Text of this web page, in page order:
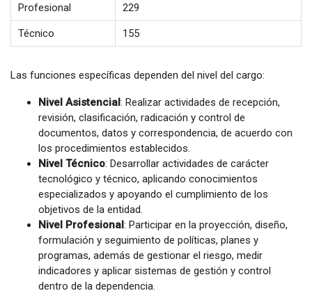
Profesional 229
Técnico 155
Las funciones específicas dependen del nivel del cargo:
Nivel Asistencial: Realizar actividades de recepción,
revisión, clasificación, radicación y control de
documentos, datos y correspondencia, de acuerdo con
los procedimientos establecidos.
Nivel Técnico: Desarrollar actividades de carácter
tecnológico y técnico, aplicando conocimientos
especializados y apoyando el cumplimiento de los
objetivos de la entidad.
Nivel Profesional: Participar en la proyección, diseño,
formulación y seguimiento de políticas, planes y
programas, además de gestionar el riesgo, medir
indicadores y aplicar sistemas de gestión y control
dentro de la dependencia.